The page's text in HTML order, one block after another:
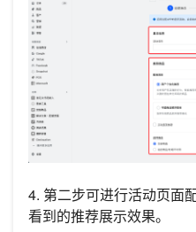
4. 第二步可进行活动页面
看到的推荐展示效果。